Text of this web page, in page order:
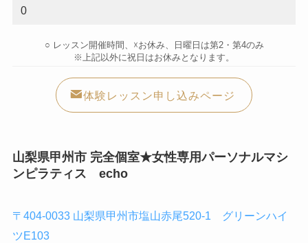
0
○ レッスン開催時間、☓お休み、日曜日は第2・第4のみ
※上記以外に祝日はお休みとなります。
体験レッスン申し込みページ
山梨県甲州市 完全個室★女性専用パーソナルマシ
ンピラティス echo
〒404‐0033 山梨県甲州市塩山赤尾520‐1 グリーンハイ
ツE103